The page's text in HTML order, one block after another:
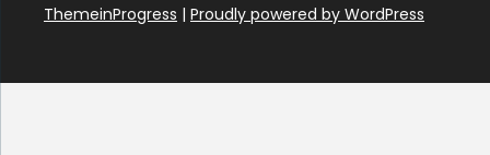
ThemeinProgress | Proudly powered by WordPress